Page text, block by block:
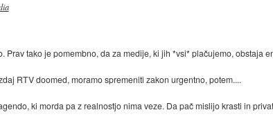
tako je pomembno, da za medije, ki jih *vsi* plačujemo, obstaja
RTV doomed, moramo spremeniti zakon urgentno, potem....
ki morda pa z realnostjo nima veze. Da pač mislijo krasti in